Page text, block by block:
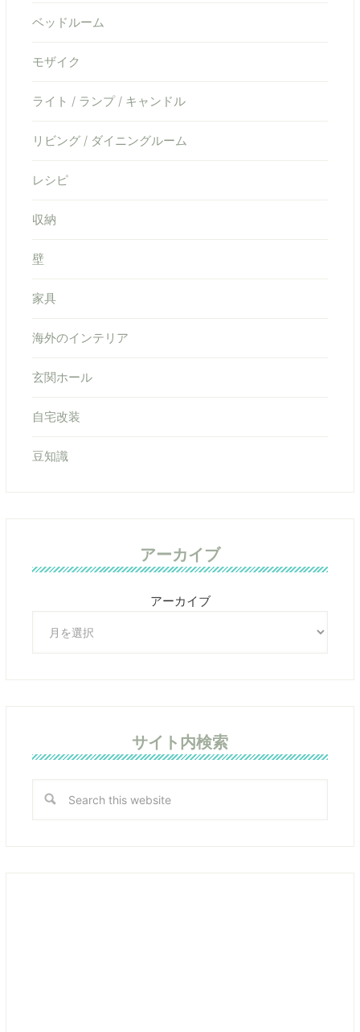
ベッドルーム
モザイク
ライト / ランプ / キャンドル
リビング / ダイニングルーム
レシピ
収納
壁
家具
海外のインテリア
玄関ホール
自宅改装
豆知識
アーカイブ
アーカイブ
サイト内検索